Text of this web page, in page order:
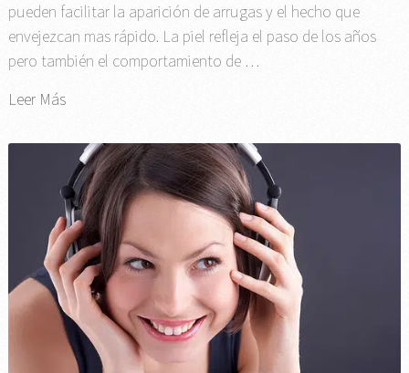
pueden facilitar la aparición de arrugas y el hecho que
envejezcan mas rápido. La piel refleja el paso de los años
pero también el comportamiento de …
Leer Más